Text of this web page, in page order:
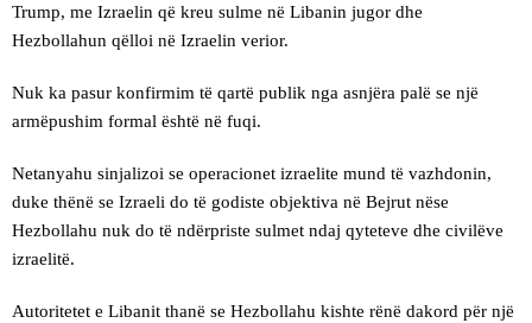
Trump, me Izraelin që kreu sulme në Libanin jugor dhe
Hezbollahun qëlloi në Izraelin verior.
Nuk ka pasur konfirmim të qartë publik nga asnjëra palë se një
armëpushim formal është në fuqi.
Netanyahu sinjalizoi se operacionet izraelite mund të vazhdonin,
duke thënë se Izraeli do të godiste objektiva në Bejrut nëse
Hezbollahu nuk do të ndërpriste sulmet ndaj qyteteve dhe civilëve
izraelitë.
Autoritetet e Libanit thanë se Hezbollahu kishte rënë dakord për një